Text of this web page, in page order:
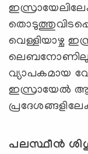
വെള്ളിയാഴ്ച
ലെബനോണിലും
വ്യാപകമായ
ഇസ്രായേൽ
പലസ്ഥീൻ